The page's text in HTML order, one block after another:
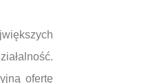
ofertę